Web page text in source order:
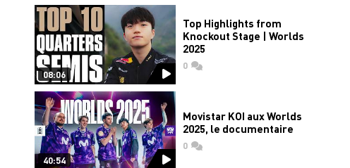
08:06
Top Highlights from
Knockout Stage | Worlds
2025
0commentaires
40:54
Movistar KOI aux Worlds
2025, le documentaire
0commentaires